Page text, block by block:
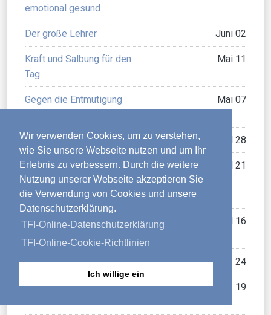
Wir verwenden Cookies, um zu verstehen,
wie Sie unsere Webseite nutzen und um Ihr
Erlebnis zu verbessern. Durch die weitere
Nutzung unserer Webseite akzeptieren Sie
die Verwendung von Cookies und unsere
Datenschutzerklärung.
TFI-Online-Datenschutzerklärung
TFI-Online-Cookie-Richtlinien
Ich willige ein
emotional gesund
Der große Lehrer Juni 02
Kraft und Salbung für den
Tag
Mai 11
Gegen die Entmutigung
Mai 07
Der Freund Gottes April 28
Gottes Präsenz:
Vergangenheit, Gegenwart,
Zukunft
April 21
Gott in unserem inneren
Leben verherrlichen
April 16
Der sicherste Ort März 24
Das Wirken des Heiligen
März 19